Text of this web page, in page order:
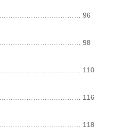
96
98
110
116
118